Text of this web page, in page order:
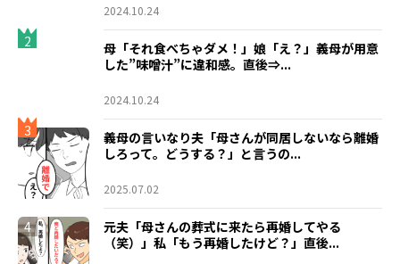
2024.10.24
2
母「それ食べちゃダメ！」娘「え？」義母が用意
した”味噌汁”に違和感。直後⇒...
2024.10.24
3
義母の言いなり夫「母さんが同居しないなら離婚
しろって。どうする？」と言うの...
2025.07.02
4
元夫「母さんの葬式に来たら再婚してやる
（笑）」私「もう再婚したけど？」直後...